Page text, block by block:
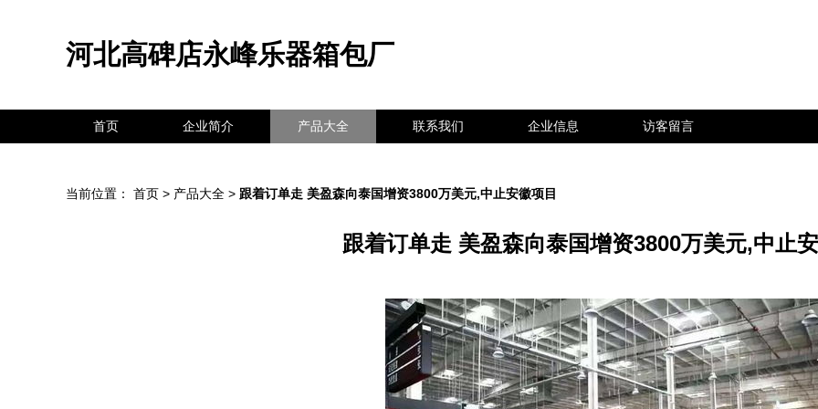
河北高碑店永峰乐器箱包厂
首页 企业简介 产品大全 联系我们 企业信息 访客留言
当前位置： 首页 > 产品大全 > 跟着订单走 美盈森向泰国增资3800万美元,中止安徽项目
跟着订单走 美盈森向泰国增资3800万美元,中止